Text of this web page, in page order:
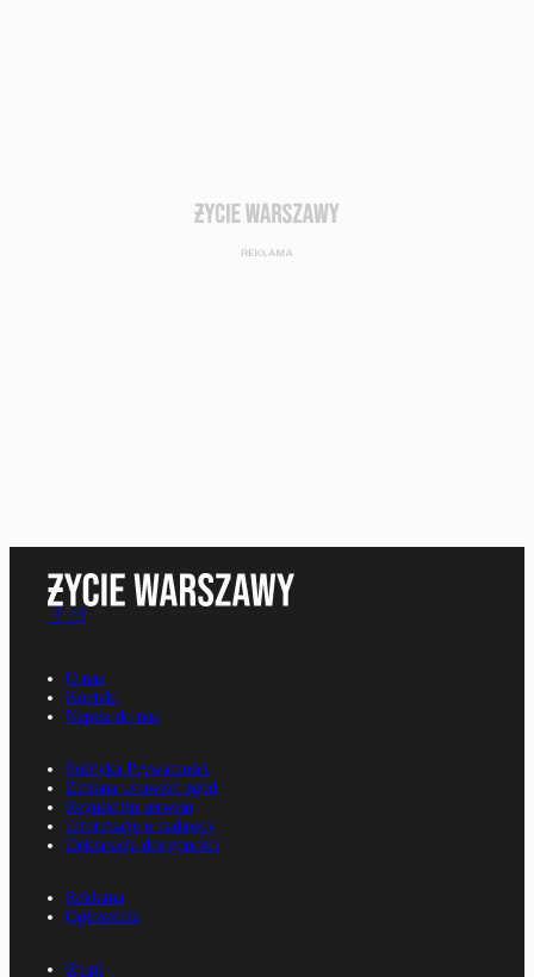
O nas
Kontakt
Napisz do nas
Polityka Prywatności
Zmiana ustawień zgód
Regulamin serwisu
Informacje o nadawcy
Deklaracja dostępności
Reklama
Ogłoszenia
Rp.pl